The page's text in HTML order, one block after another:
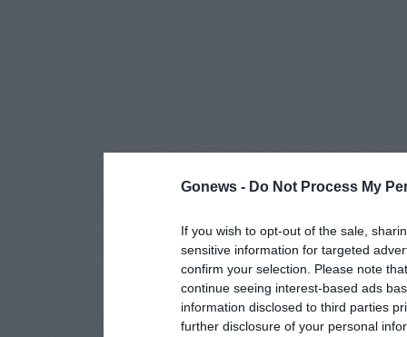
Gonews - Do Not Process My
If you wish to opt-out of the sale,
sensitive information for targeted
confirm your selection. Please note
continue seeing interest-based ads
information disclosed to third parties
further disclosure of your personal